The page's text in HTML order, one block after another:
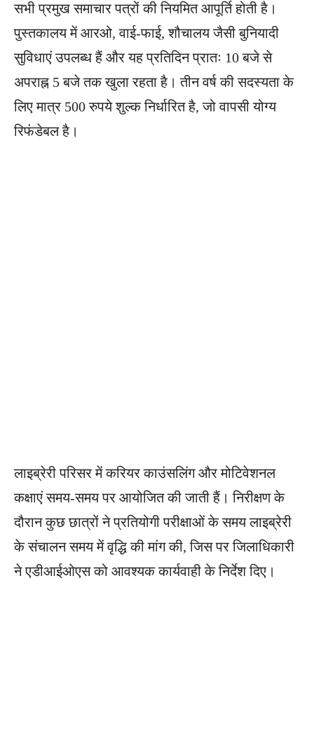
सभी प्रमुख समाचार पत्रों की नियमित आपूर्ति होती है।
पुस्तकालय में आरओ, वाई-फाई, शौचालय जैसी बुनियादी
सुविधाएं उपलब्ध हैं और यह प्रतिदिन प्रातः 10 बजे से
अपराह्न 5 बजे तक खुला रहता है। तीन वर्ष की सदस्यता के
लिए मात्र 500 रुपये शुल्क निर्धारित है, जो वापसी योग्य
रिफंडेबल है।
लाइब्रेरी परिसर में करियर काउंसलिंग और मोटिवेशनल
कक्षाएं समय-समय पर आयोजित की जाती हैं। निरीक्षण के
दौरान कुछ छात्रों ने प्रतियोगी परीक्षाओं के समय लाइब्रेरी
के संचालन समय में वृद्धि की मांग की, जिस पर जिलाधिकारी
ने एडीआईओएस को आवश्यक कार्यवाही के निर्देश दिए।